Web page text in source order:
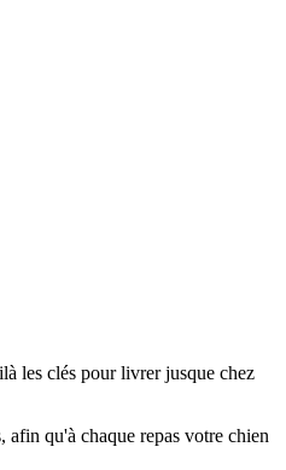
les clés pour livrer jusque chez
afin qu'à chaque repas votre chien